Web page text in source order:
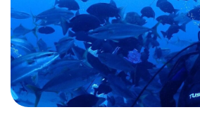
店舗・アクセス
お問い合わせ
採用情報